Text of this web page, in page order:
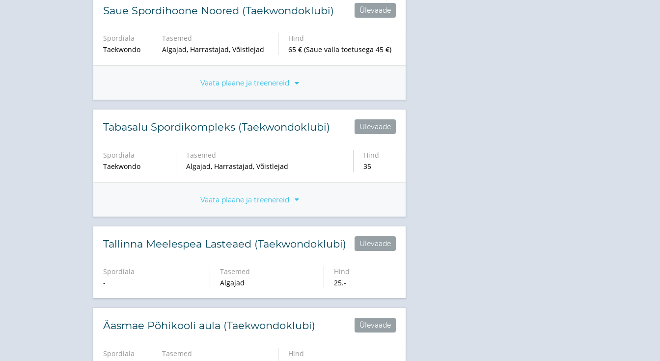
Saue Spordihoone Noored (Taekwondoklubi) Ülevaade
Spordiala
Taekwondo
Tasemed
Algajad, Harrastajad, Võistlejad
Hind
65 € (Saue valla toetusega 45 €)
Vaata plaane ja treenereid
Tabasalu Spordikompleks (Taekwondoklubi) Ülevaade
Spordiala
Taekwondo
Tasemed
Algajad, Harrastajad, Võistlejad
Hind
35
Vaata plaane ja treenereid
Tallinna Meelespea Lasteaed (Taekwondoklubi) Ülevaade
Spordiala
-
Tasemed
Algajad
Hind
25.-
Ääsmäe Põhikooli aula (Taekwondoklubi) Ülevaade
Spordiala
Tasemed
Hind